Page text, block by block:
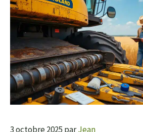
3 octobre 2025 parJean